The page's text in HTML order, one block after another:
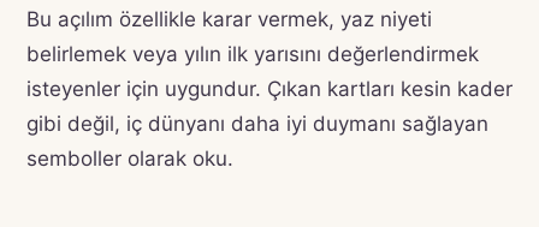
Bu açılım özellikle karar vermek, yaz niyeti
belirlemek veya yılın ilk yarısını değerlendirmek
isteyenler için uygundur. Çıkan kartları kesin kader
gibi değil, iç dünyanı daha iyi duymanı sağlayan
semboller olarak oku.